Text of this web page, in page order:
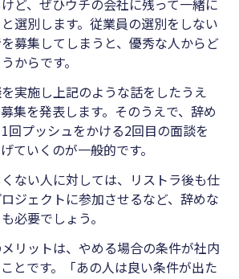
ど、ぜひウチの会社に残って一緒に
選別します。従業員の選別をしない
募集してしまうと、優秀な人からど
からです。
実施し上記のような話をしたうえ
集を発表します。そのうえで、辞め
1回プッシュをかける2回目の面談を
ていくのが一般的です。
ない人に対しては、リストラ後も仕
ジェクトに参加させるなど、辞めな
必要でしょう。
リットは、やめる場合の条件が社内
とです。「あの人は良い条件が出た